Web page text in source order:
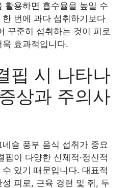
활용하면 흡수율을 높일 수
번에 과다 섭취하기보다
꾸준히 섭취하는 것이 피로
효과적입니다.
핍 시 나타나
상과 주의사
슘 풍부 음식 섭취가 중요
핍이 다양한 신체적·정신적
있기 때문입니다. 대표적
피로, 근육 경련 및 쥐, 두